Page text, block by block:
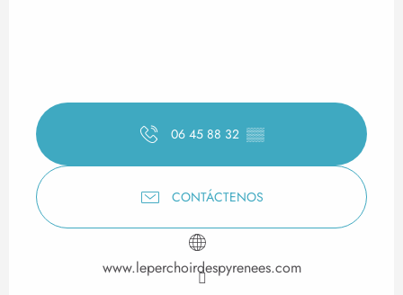
06 45 88 32 ▒▒
CONTÁCTENOS
www.leperchoirdespyrenees.com